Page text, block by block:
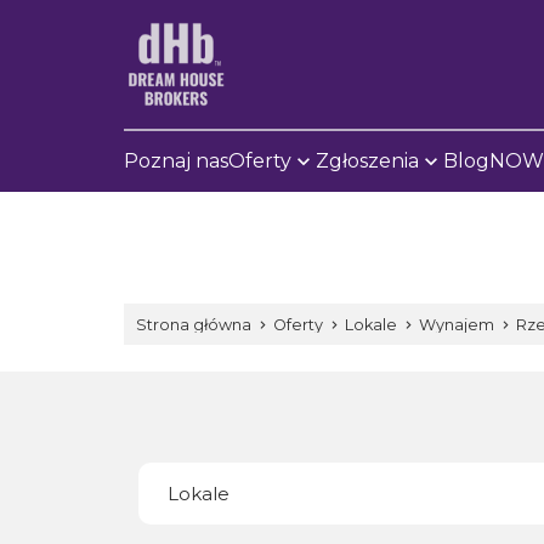
Poznaj nasOferty Zgłoszenia Blog
Strona główna Oferty Lokale Wynajem